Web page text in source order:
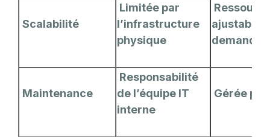
Scalabilité
Limitée par
l’infrastructure
physique
ajustables
demande
Maintenance
Responsabilité
de l’équipe IT
interne
Gérée par